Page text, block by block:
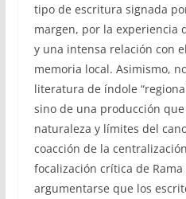
tipo de escritura signada
margen, por la experiencia
y una intensa relación con
memoria local. Asimismo,
literatura de índole
sino de una producción
naturaleza y límites del
coacción de la
focalización crítica de
argumentarse que los